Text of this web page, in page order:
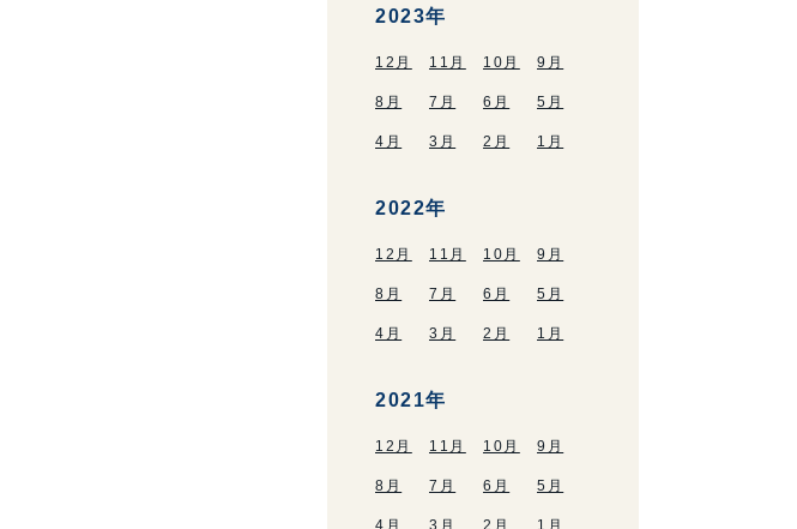
2023年
12月 11月 10月 9月
8月 7月 6月 5月
4月 3月 2月 1月
2022年
12月 11月 10月 9月
8月 7月 6月 5月
4月 3月 2月 1月
2021年
12月 11月 10月 9月
8月 7月 6月 5月
4月 3月 2月 1月